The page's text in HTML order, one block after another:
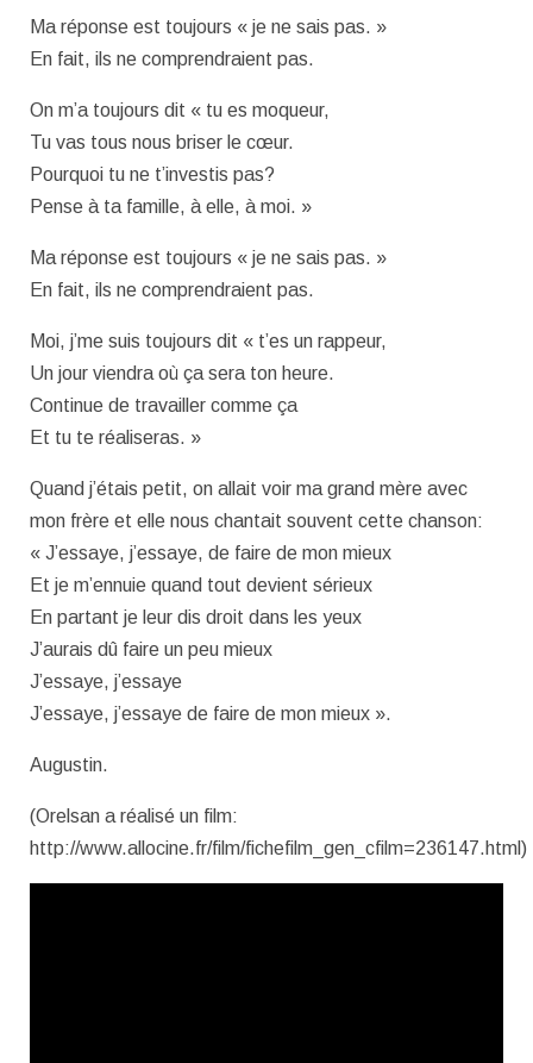
Ma réponse est toujours « je ne sais pas. »
En fait, ils ne comprendraient pas.
On m’a toujours dit « tu es moqueur,
Tu vas tous nous briser le cœur.
Pourquoi tu ne t’investis pas?
Pense à ta famille, à elle, à moi. »
Ma réponse est toujours « je ne sais pas. »
En fait, ils ne comprendraient pas.
Moi, j’me suis toujours dit « t’es un rappeur,
Un jour viendra où ça sera ton heure.
Continue de travailler comme ça
Et tu te réaliseras. »
Quand j’étais petit, on allait voir ma grand mère avec
mon frère et elle nous chantait souvent cette chanson:
« J’essaye, j’essaye, de faire de mon mieux
Et je m’ennuie quand tout devient sérieux
En partant je leur dis droit dans les yeux
J’aurais dû faire un peu mieux
J’essaye, j’essaye
J’essaye, j’essaye de faire de mon mieux ».
Augustin.
(Orelsan a réalisé un film:
http://www.allocine.fr/film/fichefilm_gen_cfilm=236147.html)